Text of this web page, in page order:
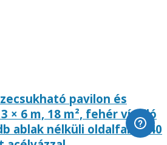
pavilon és
× 6 m, 18 m², fehér vízálló
ablak nélküli oldalfallal, 40